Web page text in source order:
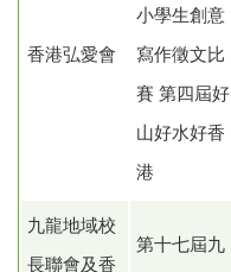
香港弘愛會
小學生創意
寫作徵文比
賽 第四屆好
山好水好香
港
九龍地域校
長聯會及香
第十七屆九